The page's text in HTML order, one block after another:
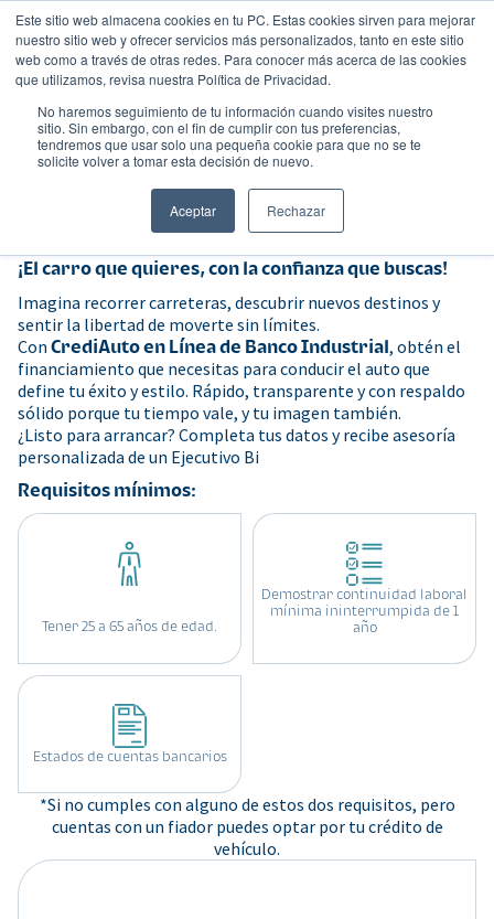
Este sitio web almacena cookies en tu PC. Estas cookies sirven para mejorar
nuestro sitio web y ofrecer servicios más personalizados, tanto en este sitio
web como a través de otras redes. Para conocer más acerca de las cookies
que utilizamos, revisa nuestra Política de Privacidad.
No haremos seguimiento de tu información cuando visites nuestro
sitio. Sin embargo, con el fin de cumplir con tus preferencias,
tendremos que usar solo una pequeña cookie para que no se te
solicite volver a tomar esta decisión de nuevo.
Aceptar Rechazar
SOLICITA TU PRÉSTAMO
¡El carro que quieres, con la confianza que buscas!
Imagina recorrer carreteras, descubrir nuevos destinos y
sentir la libertad de moverte sin límites.
Con CrediAuto en Línea de Banco Industrial, obtén el
financiamiento que necesitas para conducir el auto que
define tu éxito y estilo. Rápido, transparente y con respaldo
sólido porque tu tiempo vale, y tu imagen también.
¿Listo para arrancar? Completa tus datos y recibe asesoría
personalizada de un Ejecutivo Bi
Requisitos mínimos:
Tener 25 a 65 años de edad.
Demostrar continuidad laboral
mínima ininterrumpida de 1
año
Estados de cuentas bancarios
*Si no cumples con alguno de estos dos requisitos, pero
cuentas con un fiador puedes optar por tu crédito de
vehículo.